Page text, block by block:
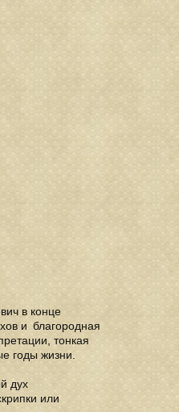
в конце
и благородная
тонкая
годы жизни.
дух
или